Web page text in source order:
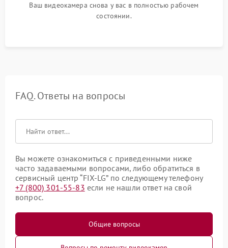
Ваш видеокамера снова у вас в полностью рабочем
состоянии.
FAQ. Ответы на вопросы
Вы можете ознакомиться с приведенными ниже
часто задаваемыми вопросами, либо обратиться в
сервисный центр “FIX-LG” по следующему телефону
+7 (800) 301-55-83 если не нашли ответ на свой
вопрос.
Общие вопросы